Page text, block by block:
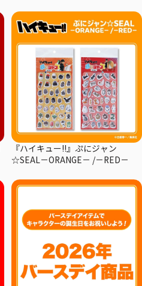
『ハイキュー!!』ぷにジャン
☆SEAL－ORANGE－ /－RED－